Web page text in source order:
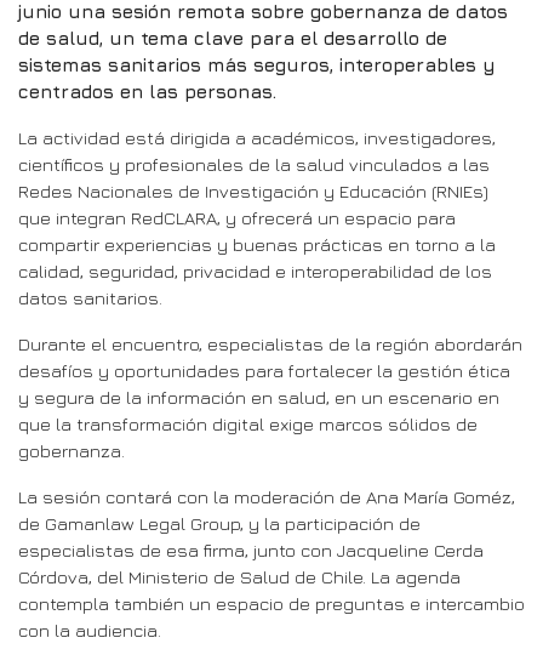
junio una sesión remota sobre gobernanza de datos
de salud, un tema clave para el desarrollo de
sistemas sanitarios más seguros, interoperables y
centrados en las personas.
La actividad está dirigida a académicos, investigadores,
científicos y profesionales de la salud vinculados a las
Redes Nacionales de Investigación y Educación (RNIEs)
que integran RedCLARA, y ofrecerá un espacio para
compartir experiencias y buenas prácticas en torno a la
calidad, seguridad, privacidad e interoperabilidad de los
datos sanitarios.
Durante el encuentro, especialistas de la región abordarán
desafíos y oportunidades para fortalecer la gestión ética
y segura de la información en salud, en un escenario en
que la transformación digital exige marcos sólidos de
gobernanza.
La sesión contará con la moderación de Ana María Goméz,
de Gamanlaw Legal Group, y la participación de
especialistas de esa firma, junto con Jacqueline Cerda
Córdova, del Ministerio de Salud de Chile. La agenda
contempla también un espacio de preguntas e intercambio
con la audiencia.